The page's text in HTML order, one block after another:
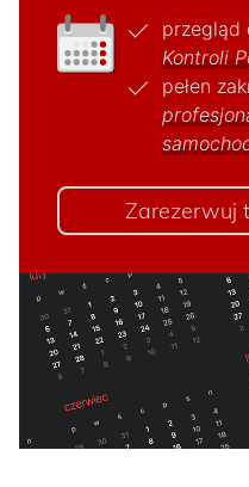
przegląd
Kontroli
pełen